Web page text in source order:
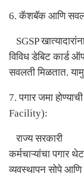
6.कॅशबॅक आणि
SGSP
विविध डेबिट कार्ड
सवलती मिळतात.
7.पगार जमा
Facility):
राज्य सरकारी
कर्मचाऱ्यांचा पगार थेट
व्यवस्थापन सोपे आणि